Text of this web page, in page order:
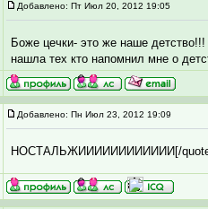
Добавлено: Пт Июл 20, 2012 19:05
Боже цечки- это же наше
нашла тех кто напомнил мне о
Добавлено: Пн Июл 23, 2012 19:09
НОСТАЛЬЖИИИИИИИИИИИИ[/